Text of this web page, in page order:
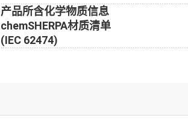
产品所含化学物质信息
chemSHERPA材质清单
(IEC 62474)